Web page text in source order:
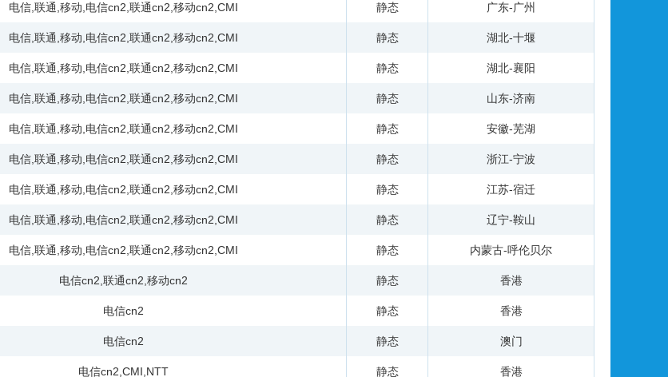
电信,联通,移动,电信cn2,联通cn2,移动cn2,CMI 静态 广东-广州
电信,联通,移动,电信cn2,联通cn2,移动cn2,CMI 静态 湖北-十堰
电信,联通,移动,电信cn2,联通cn2,移动cn2,CMI 静态 湖北-襄阳
电信,联通,移动,电信cn2,联通cn2,移动cn2,CMI 静态 山东-济南
电信,联通,移动,电信cn2,联通cn2,移动cn2,CMI 静态 安徽-芜湖
电信,联通,移动,电信cn2,联通cn2,移动cn2,CMI 静态 浙江-宁波
电信,联通,移动,电信cn2,联通cn2,移动cn2,CMI 静态 江苏-宿迁
电信,联通,移动,电信cn2,联通cn2,移动cn2,CMI 静态 辽宁-鞍山
电信,联通,移动,电信cn2,联通cn2,移动cn2,CMI 静态 内蒙古-呼伦贝尔
电信cn2,联通cn2,移动cn2 静态 香港
电信cn2 静态 香港
电信cn2 静态 澳门
电信cn2,CMI,NTT 静态 香港